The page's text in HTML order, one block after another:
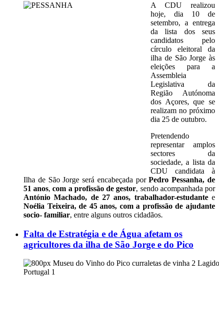
A CDU realizou
hoje, dia 10 de
setembro, a entrega
da lista dos seus
candidatos pelo
círculo eleitoral da
ilha de São Jorge às
eleições para a
Assembleia
Legislativa da
Região Autónoma
dos Açores, que se
realizam no próximo
dia 25 de outubro.
Pretendendo
representar amplos
sectores da
sociedade, a lista da
CDU candidata à
Ilha de São Jorge será encabeçada porPedro Pessanha, de
51 anos,com a profissão de gestor, sendo acompanhada por
António Machado, de 27 anos, trabalhador-estudantee
Noélia Teixeira, de 45 anos, com a profissão de ajudante
socio- familiar, entre alguns outros cidadãos.
Falta de Estratégia e de Água afetam os
agricultores da ilha de São Jorge e do Pico